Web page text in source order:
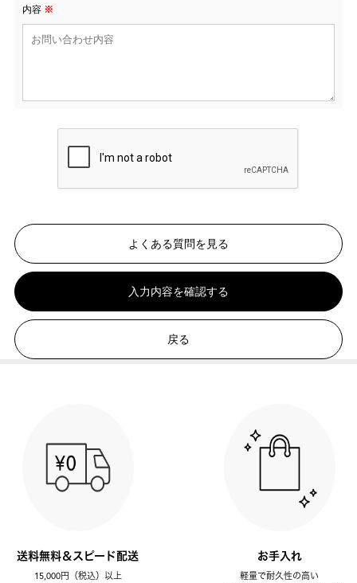
内容 ※
よくある質問を見る
入力内容を確認する
戻る
送料無料＆スピード配送
15,000円（税込）以上
お手入れ
軽量で耐久性の高い